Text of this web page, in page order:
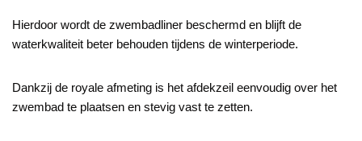
Hierdoor wordt de zwembadliner beschermd en blijft de
waterkwaliteit beter behouden tijdens de winterperiode.
Dankzij de royale afmeting is het afdekzeil eenvoudig over het
zwembad te plaatsen en stevig vast te zetten.